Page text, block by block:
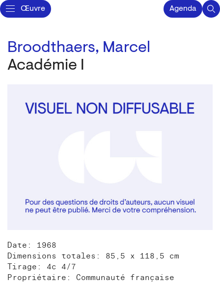
Œuvre Agenda
Broodthaers, Marcel
Académie I
Date: 1968
Dimensions totales: 85,5 x 118,5 cm
Tirage: 4c 4/7
Propriétaire: Communauté française